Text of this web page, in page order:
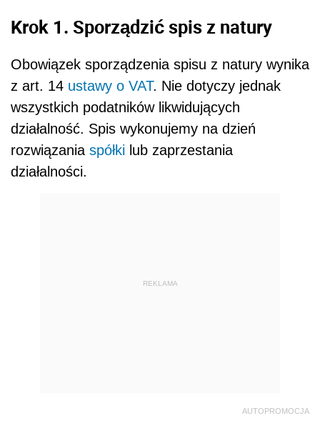
Krok 1. Sporządzić spis z natury
Obowiązek sporządzenia spisu z natury wynika
z art. 14 ustawy o VAT. Nie dotyczy jednak
wszystkich podatników likwidujących
działalność. Spis wykonujemy na dzień
rozwiązania spółki lub zaprzestania
działalności.
REKLAMA
AUTOPROMOCJA